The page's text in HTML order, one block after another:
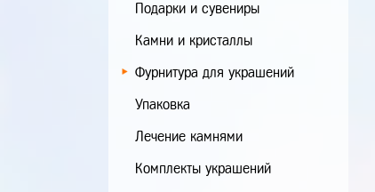
Подарки и сувениры
Камни и кристаллы
Фурнитура для украшений
Упаковка
Лечение камнями
Комплекты украшений